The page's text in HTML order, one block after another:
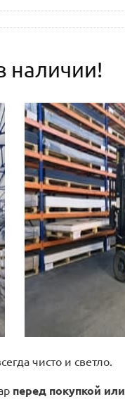
наличии!
чисто и светло.
перед покупкой или